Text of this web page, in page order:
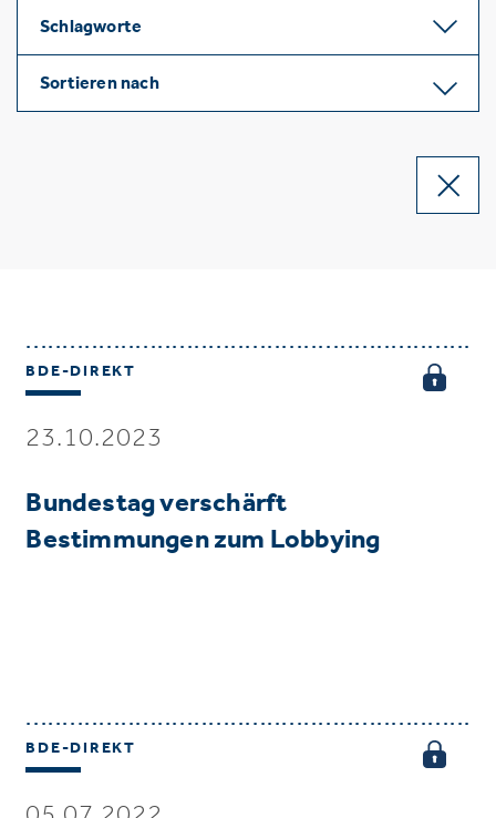
Schlagworte
Sortieren nach
BDE-DIREKT
23.10.2023
Bundestag verschärft
Bestimmungen zum Lobbying
BDE-DIREKT